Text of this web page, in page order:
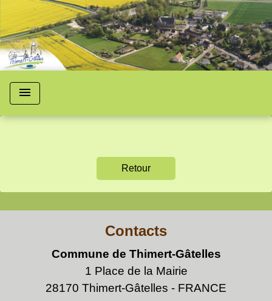
menu
Retour
Contacts
Commune de Thimert-Gâtelles
1 Place de la Mairie
28170 Thimert-Gâtelles - FRANCE